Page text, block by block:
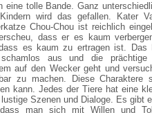
eine tolle Bande. Ganz
wird das gefallen. Kater
Chou-Chou ist reichlich
dass er es kaum
es kaum zu ertragen ist. Das
aus und die prächtige
auf den Wecker geht und
zu machen. Diese Charaktere
kann. Jedes der Tiere hat eine
Szenen und Dialoge. Es gibt
man sich mit Willen und